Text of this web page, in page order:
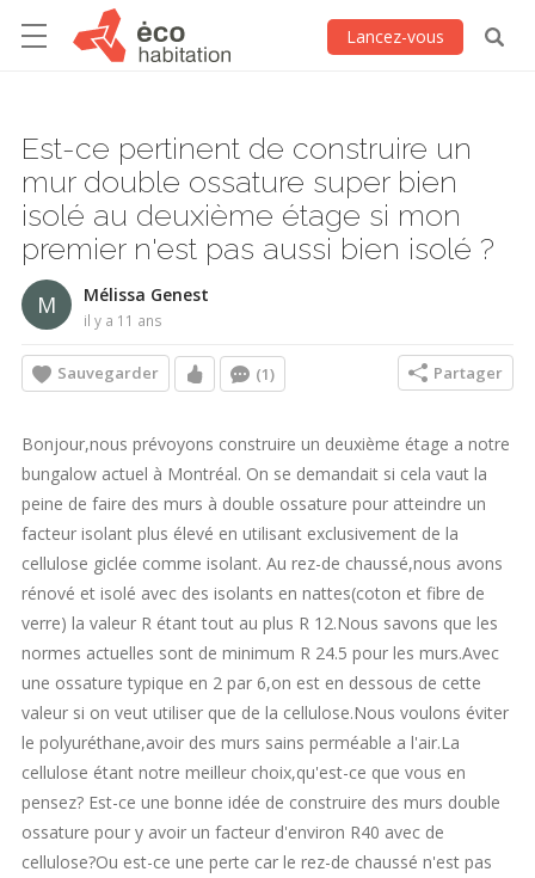
Lancez-vous
Est-ce pertinent de construire un
mur double ossature super bien
isolé au deuxième étage si mon
premier n'est pas aussi bien isolé ?
M Mélissa Genest
il y a 11 ans
Sauvegarder (1) Partager
Bonjour,nous prévoyons construire un deuxième étage a notre
bungalow actuel à Montréal. On se demandait si cela vaut la
peine de faire des murs à double ossature pour atteindre un
facteur isolant plus élevé en utilisant exclusivement de la
cellulose giclée comme isolant. Au rez-de chaussé,nous avons
rénové et isolé avec des isolants en nattes(coton et fibre de
verre) la valeur R étant tout au plus R 12.Nous savons que les
normes actuelles sont de minimum R 24.5 pour les murs.Avec
une ossature typique en 2 par 6,on est en dessous de cette
valeur si on veut utiliser que de la cellulose.Nous voulons éviter
le polyuréthane,avoir des murs sains perméable a l'air.La
cellulose étant notre meilleur choix,qu'est-ce que vous en
pensez? Est-ce une bonne idée de construire des murs double
ossature pour y avoir un facteur d'environ R40 avec de
cellulose?Ou est-ce une perte car le rez-de chaussé n'est pas